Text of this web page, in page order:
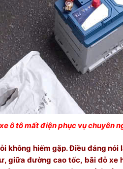
ô tô mất điện phục vụ chuyên
không hiếm gặp. Điều đáng nói
giữa đường cao tốc, bãi đỗ xe